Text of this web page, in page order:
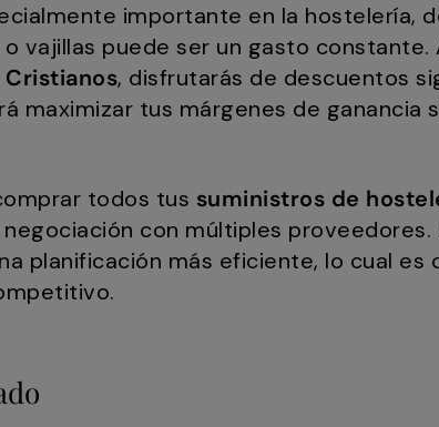
importante en la hostelería,
vajillas puede ser un gasto constante.
, disfrutarás de descuentos
maximizar tus márgenes de ganancia
todos tus suministros de
con múltiples proveedores.
planificación más eficiente, lo cual es